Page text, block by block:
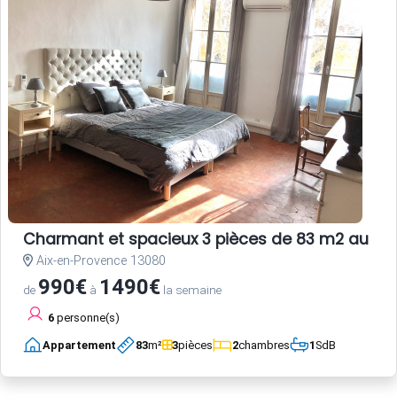
Charmant et spacieux 3 pièces de 83 m2 au
Aix-en-Provence 13080
de 990€ à 1490€ la semaine
6 personne(s)
Appartement 83m² 3pièces 2chambres 1SdB